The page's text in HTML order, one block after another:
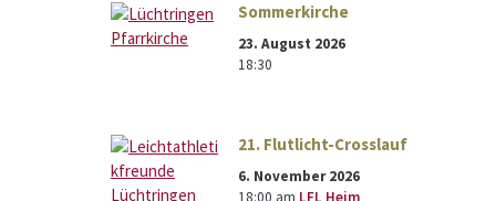
Sommerkirche
23. August 2026
18:30
21. Flutlicht-Crosslauf
6. November 2026
18:00 am LFL Heim